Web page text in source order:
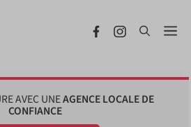
AVEC UNEAGENCE LOCALE DE
CONFIANCE